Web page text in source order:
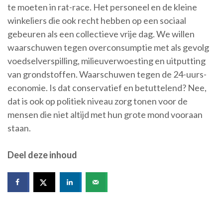
te moeten in rat-race. Het personeel en de kleine
winkeliers die ook recht hebben op een sociaal
gebeuren als een collectieve vrije dag. We willen
waarschuwen tegen overconsumptie met als gevolg
voedselverspilling, milieuverwoesting en uitputting
van grondstoffen. Waarschuwen tegen de 24-uurs-
economie. Is dat conservatief en betuttelend? Nee,
dat is ook op politiek niveau zorg tonen voor de
mensen die niet altijd met hun grote mond vooraan
staan.
Deel deze inhoud